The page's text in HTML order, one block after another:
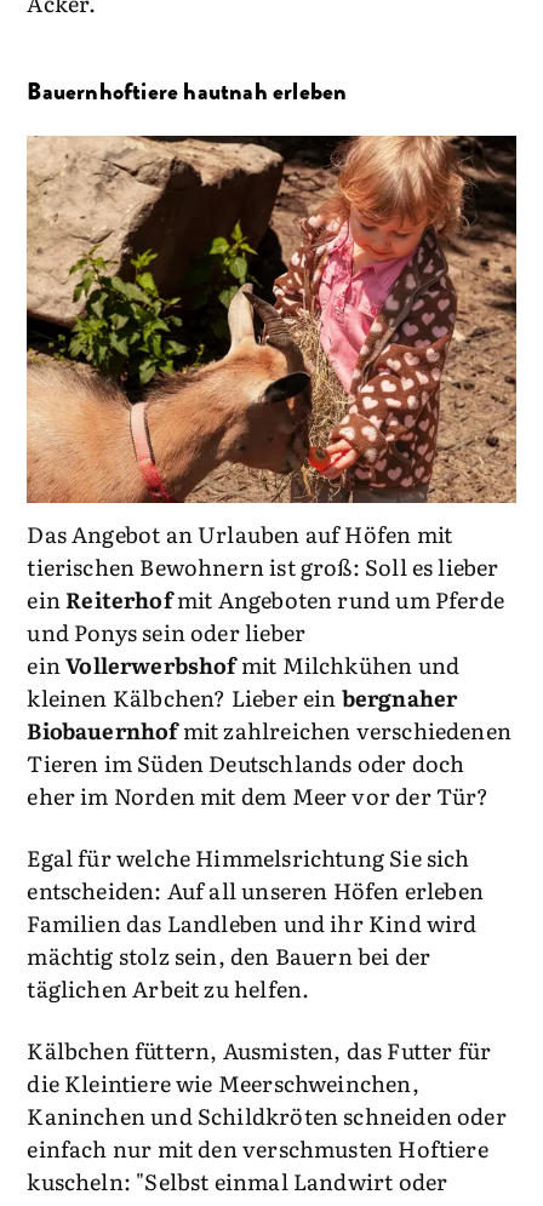
Bauernhoftiere hautnah erleben
Das Angebot an Urlauben auf Höfen mit
tierischen Bewohnern ist groß: Soll es lieber
einReiterhofmit Angeboten rund um Pferde
und Ponys sein oder lieber
einVollerwerbshofmit Milchkühen und
kleinen Kälbchen? Lieber einbergnaher
Biobauernhofmit zahlreichen verschiedenen
Tieren im Süden Deutschlands oder doch
eher im Norden mit dem Meer vor der Tür?
Egal für welche Himmelsrichtung Sie sich
entscheiden: Auf all unseren Höfen erleben
Familien das Landleben und ihr Kind wird
mächtig stolz sein, den Bauern bei der
täglichen Arbeit zu helfen.
Kälbchen füttern, Ausmisten, das Futter für
die Kleintiere wie Meerschweinchen,
Kaninchen und Schildkröten schneiden oder
einfach nur mit den verschmusten Hoftiere
kuscheln: "Selbst einmal Landwirt oder